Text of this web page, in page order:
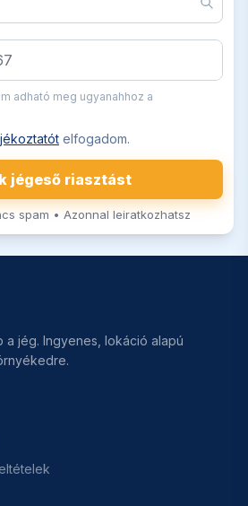
adható meg ugyanahhoz a
elfogadom.
jégeső riasztást
spam • Azonnal leiratkozhatsz
a jég. Ingyenes, lokáció alapú